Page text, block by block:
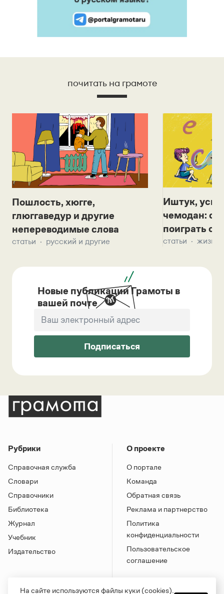
почитать на грамоте
Пошлость, хюгге,
глюггаведур и другие
непереводимые слова
статьи русский и другие
Иштук,
чемодан:
поиграть с
статьи жизнь
Новые публикации Грамоты в
вашей почте
Подписаться
Рубрики
Справочная служба
Словари
Справочники
Библиотека
Журнал
Учебник
Издательство
О проекте
О портале
Команда
Обратная связь
Реклама и партнерство
Политика
конфиденциальности
Пользовательское
соглашение
На сайте используются файлы куки (cookies).